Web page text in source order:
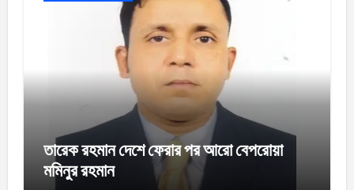
তারেক রহমান দেশে ফেরার পর আরো বেপরোয়া
মমিনুর রহমান